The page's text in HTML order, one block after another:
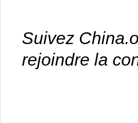
Suivez
rejoindre la